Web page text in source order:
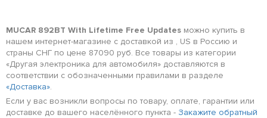
MUCAR 892BT With Lifetime Free Updates можно купить в
нашем интернет-магазине с доставкой из , US в Россию и
страны СНГ по цене 87090 руб. Все товары из категории
«Другая электроника для автомобиля» доставляются в
соответствии с обозначенными правилами в разделе
«Доставка».
Если у вас возникли вопросы по товару, оплате, гарантии или
доставке до вашего населённого пункта - Закажите обратный